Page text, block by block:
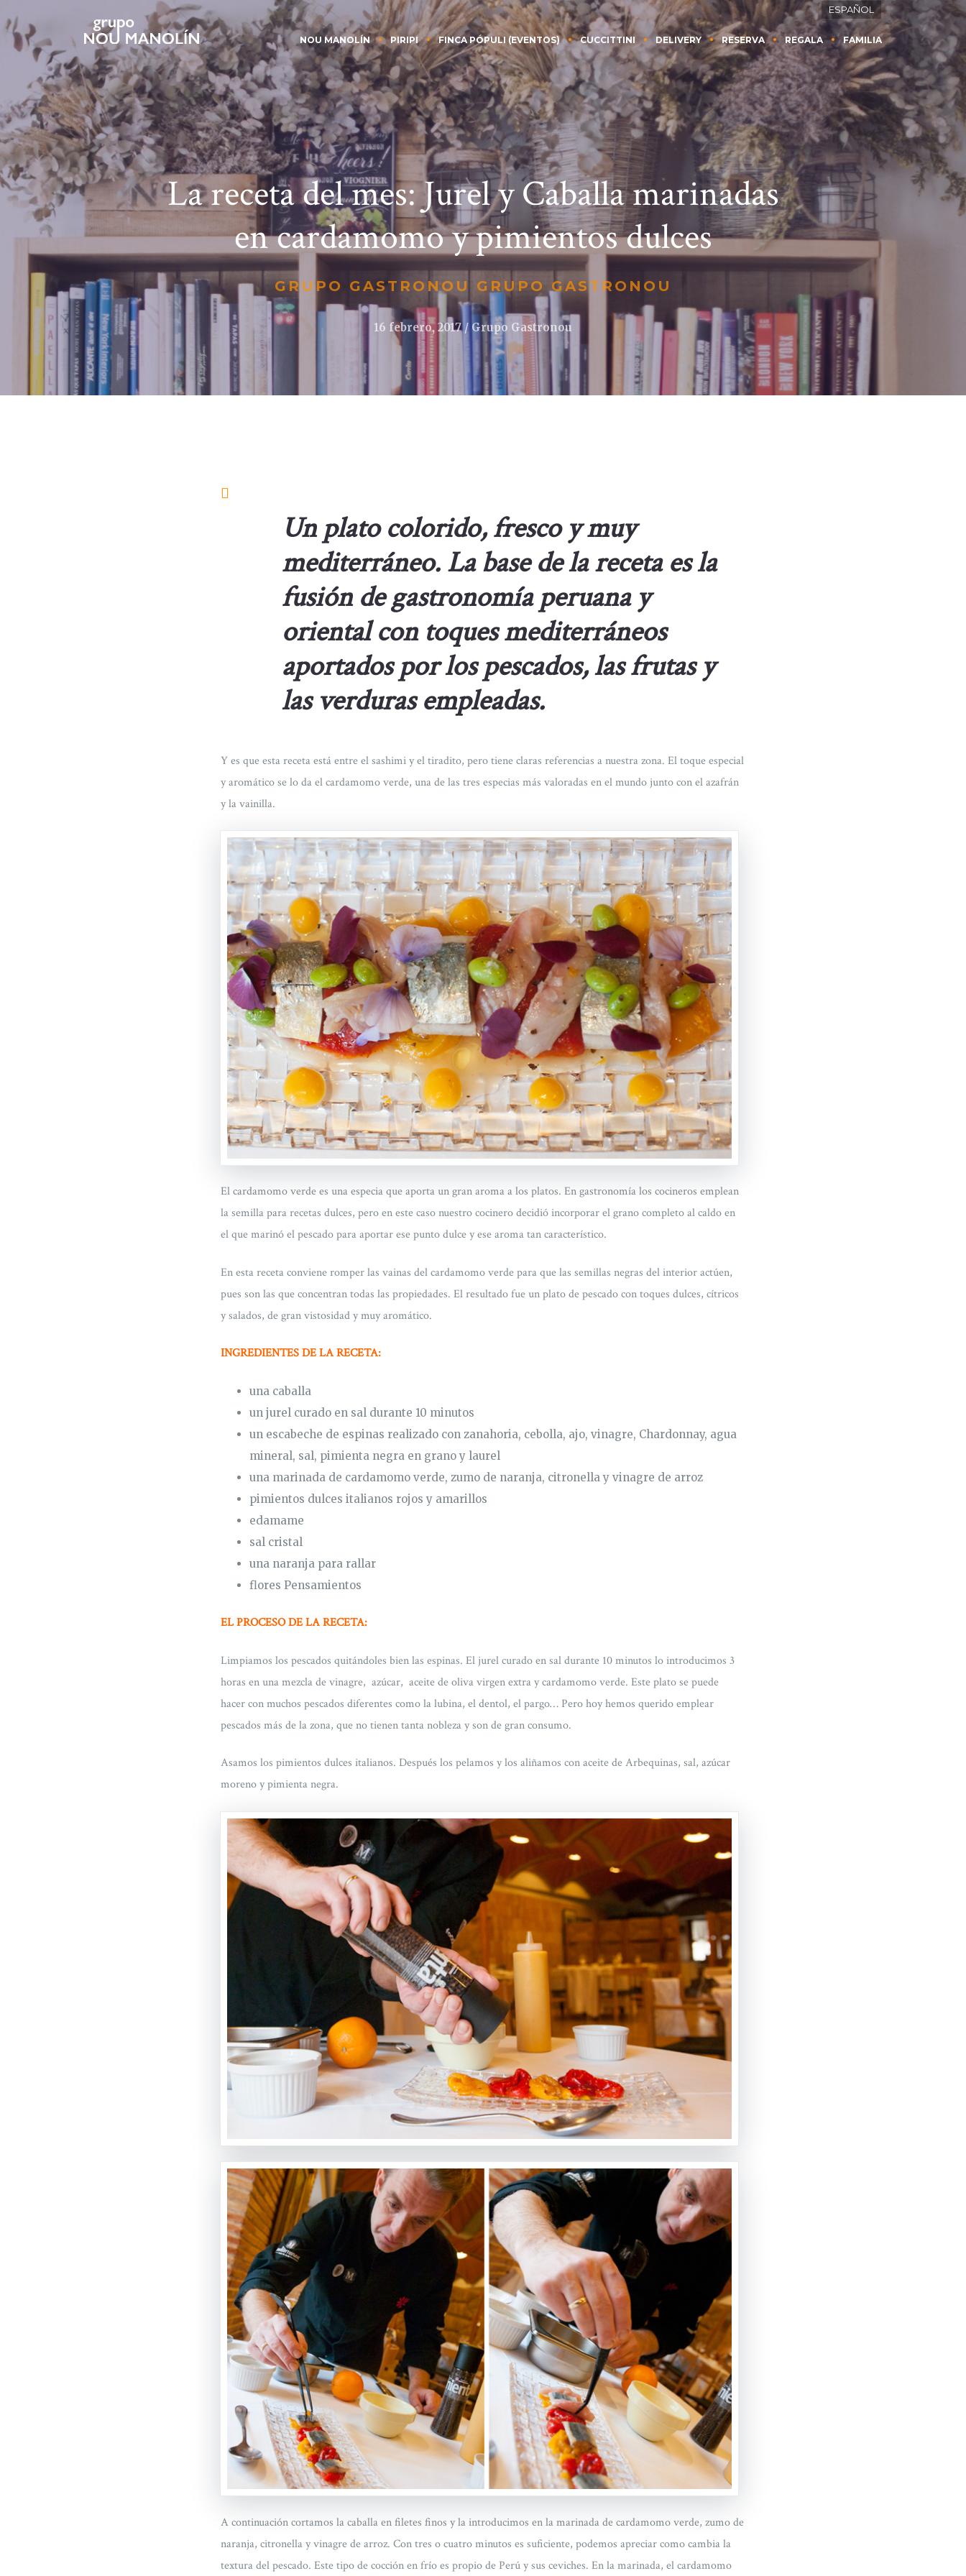
ESPAÑOL
NOU MANOLÍN PIRIPI FINCA PÓPULI (EVENTOS) CUCCITTINI DELIVERY RESERVA REGALA FAMILIA
La receta del mes: Jurel y Caballa marinadas
en cardamomo y pimientos dulces
GRUPO GASTRONOU GRUPO GASTRONOU
16 febrero, 2017 Grupo Gastronou
Un plato colorido, fresco y muy
mediterráneo. La base de la receta es la
fusión de gastronomía peruana y
oriental con toques mediterráneos
aportados por los pescados, las frutas y
las verduras empleadas.
Y es que esta receta está entre el sashimi y el tiradito, pero tiene claras referencias a nuestra zona. El toque especial
y aromático se lo da el cardamomo verde, una de las tres especias más valoradas en el mundo junto con el azafrán
y la vainilla.
El cardamomo verde es una especia que aporta un gran aroma a los platos. En gastronomía los cocineros emplean
la semilla para recetas dulces, pero en este caso nuestro cocinero decidió incorporar el grano completo al caldo en
el que marinó el pescado para aportar ese punto dulce y ese aroma tan característico.
En esta receta conviene romper las vainas del cardamomo verde para que las semillas negras del interior actúen,
pues son las que concentran todas las propiedades. El resultado fue un plato de pescado con toques dulces, cítricos
y salados, de gran vistosidad y muy aromático.
INGREDIENTES DE LA RECETA:
una caballa
un jurel curado en sal durante 10 minutos
un escabeche de espinas realizado con zanahoria, cebolla, ajo, vinagre, Chardonnay, agua
mineral, sal, pimienta negra en grano y laurel
una marinada de cardamomo verde, zumo de naranja, citronella y vinagre de arroz
pimientos dulces italianos rojos y amarillos
edamame
sal cristal
una naranja para rallar
flores Pensamientos
EL PROCESO DE LA RECETA:
Limpiamos los pescados quitándoles bien las espinas. El jurel curado en sal durante 10 minutos lo introducimos 3
horas en una mezcla de vinagre, azúcar, aceite de oliva virgen extra y cardamomo verde. Este plato se puede
hacer con muchos pescados diferentes como la lubina, el dentol, el pargo… Pero hoy hemos querido emplear
pescados más de la zona, que no tienen tanta nobleza y son de gran consumo.
Asamos los pimientos dulces italianos. Después los pelamos y los aliñamos con aceite de Arbequinas, sal, azúcar
moreno y pimienta negra.
A continuación cortamos la caballa en filetes finos y la introducimos en la marinada de cardamomo verde, zumo de
naranja, citronella y vinagre de arroz. Con tres o cuatro minutos es suficiente, podemos apreciar como cambia la
textura del pescado. Este tipo de cocción en frío es propio de Perú y sus ceviches. En la marinada, el cardamomo